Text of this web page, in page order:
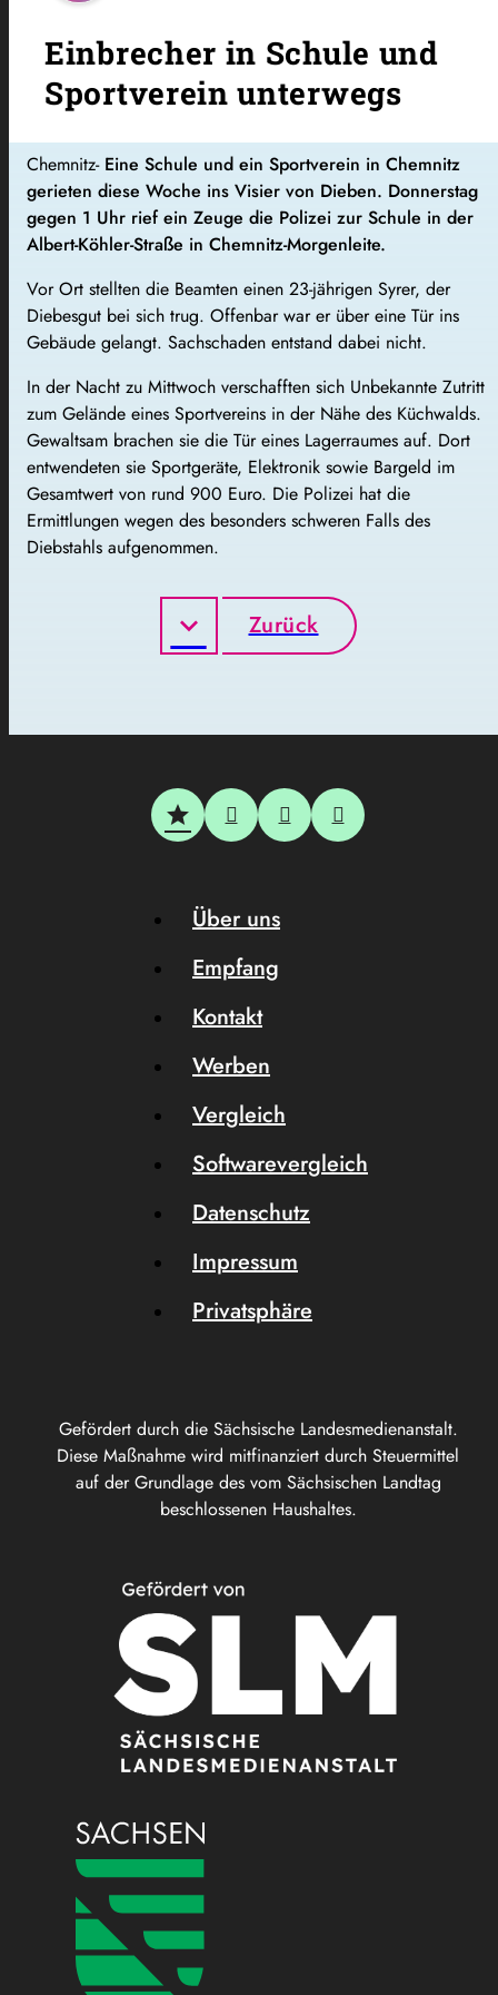
Einbrecher in Schule und
Sportverein unterwegs
Chemnitz- Eine Schule und ein Sportverein in Chemnitz
gerieten diese Woche ins Visier von Dieben. Donnerstag
gegen 1 Uhr rief ein Zeuge die Polizei zur Schule in der
Albert-Köhler-Straße in Chemnitz-Morgenleite.
Vor Ort stellten die Beamten einen 23-jährigen Syrer, der
Diebesgut bei sich trug. Offenbar war er über eine Tür ins
Gebäude gelangt. Sachschaden entstand dabei nicht.
In der Nacht zu Mittwoch verschafften sich Unbekannte Zutritt
zum Gelände eines Sportvereins in der Nähe des Küchwalds.
Gewaltsam brachen sie die Tür eines Lagerraumes auf. Dort
entwendeten sie Sportgeräte, Elektronik sowie Bargeld im
Gesamtwert von rund 900 Euro. Die Polizei hat die
Ermittlungen wegen des besonders schweren Falls des
Diebstahls aufgenommen.
Zurück
Gefördert durch die Sächsische Landesmedienanstalt.
Diese Maßnahme wird mitfinanziert durch Steuermittel
auf der Grundlage des vom Sächsischen Landtag
beschlossenen Haushaltes.
Über uns
Empfang
Kontakt
Werben
Vergleich
Softwarevergleich
Datenschutz
Impressum
Privatsphäre